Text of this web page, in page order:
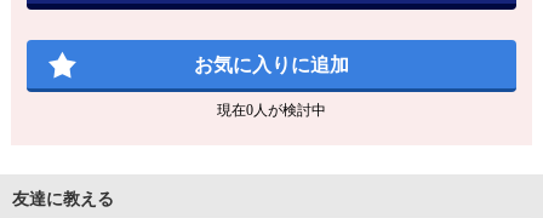
お気に入りに追加
現在0人が検討中
友達に教える